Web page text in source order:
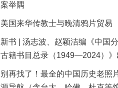
案举隅
美国来华传教士与晚清鸦片贸易
新书 | 汤志波、赵颖洁编《中国
古籍书目总录（1949—2024）》
别再找了！最全的中国历史老照